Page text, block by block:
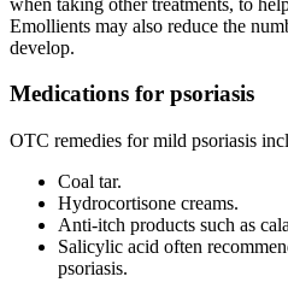
Emollients may also reduce the
develop.
Medications for psoriasis
OTC remedies for mild psoriasis
Coal tar.
Hydrocortisone creams.
Anti-itch products such as
Salicylic acid often
psoriasis.